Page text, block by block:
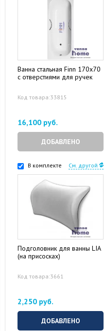
Ванна стальная Finn 170x70
с отверстиями для ручек
Код товара:33815
16,100 руб.
ДОБАВЛЕНО
В комплекте См. другой
Подголовник для ванны LIA
(на присосках)
Код товара:3661
2,250 руб.
ДОБАВЛЕНО